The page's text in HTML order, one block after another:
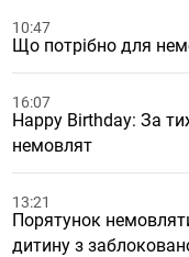
10:47
Що потрібно для
16:07
Happy Birthday: За
немовлят
13:21
Порятунок
дитину з